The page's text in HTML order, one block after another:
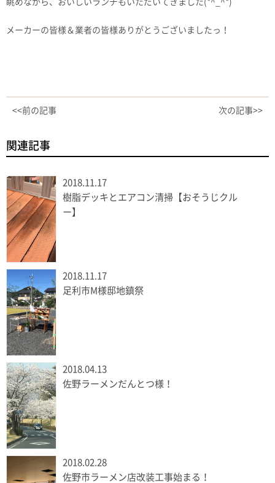
眺めながら、おいしいランチもいただいてきました(*^_^*)
メーカーの皆様＆業者の皆様ありがとうございましたっ！
<<前の記事 次の記事>>
関連記事
2018.11.17
樹脂デッキとエアコン清掃【おそうじクル
ー】
2018.11.17
足利市M様邸地鎮祭
2018.04.13
佐野ラーメンだんとつ様！
2018.02.28
佐野市ラーメン店改装工事始まる！